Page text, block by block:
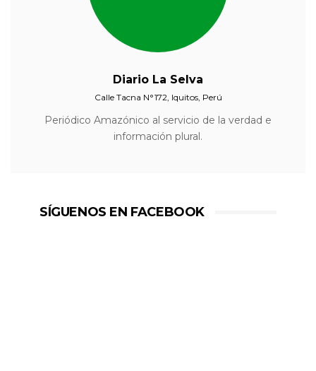
Diario La Selva
Calle Tacna N°172, Iquitos, Perú
Periódico Amazónico al servicio de la verdad e
información plural.
SÍGUENOS EN FACEBOOK